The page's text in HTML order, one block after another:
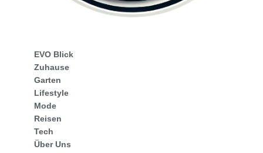
EVO Blick
Zuhause
Garten
Lifestyle
Mode
Reisen
Tech
Über Uns